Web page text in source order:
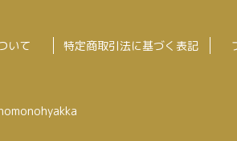
いて 特定商取引法に基づく表記